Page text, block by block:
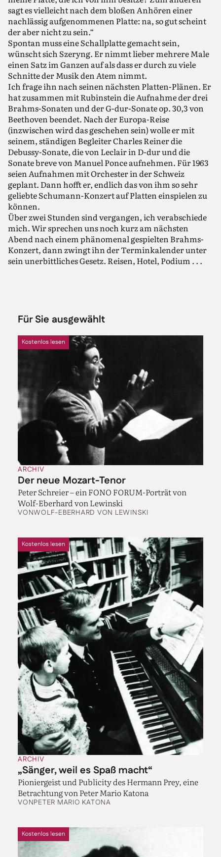
sagt es vielleicht nach dem bloßen Anhören einer
nachlässig aufgenommenen Platte: na, so gut scheint
der aber nicht zu sein.“
Spontan muss eine Schallplatte gemacht sein,
wünscht sich Szeryng. Er nimmt lieber mehrere Male
einen Satz im Ganzen auf als dass er durch zu viele
Schnitte der Musik den Atem nimmt.
Ich frage ihn nach seinen nächsten Platten-Plänen. Er
hat zusammen mit Rubinstein die Aufnahme der drei
Brahms-Sonaten und der G-dur-Sonate op. 30,3 von
Beethoven beendet. Nach der Europa-Reise
(inzwischen wird das geschehen sein) wolle er mit
seinem, ständigen Begleiter Charles Reiner die
Debussy-Sonate, die von Leclair in D-dur und die
Sonate breve von Manuel Ponce aufnehmen. Für 1963
seien Aufnahmen mit Orchester in der Schweiz
geplant. Dann hofft er, endlich das von ihm so sehr
geliebte Schumann-Konzert auf Platten einspielen zu
können.
Über zwei Stunden sind vergangen, ich verabschiede
mich. Wir sprechen uns noch kurz am nächsten
Abend nach einem phänomenal gespielten Brahms-
Konzert, dann zwingt ihn der Terminkalender unter
sein unerbittliches Gesetz. Reisen, Hotel, Podium . . .
Für Sie ausgewählt
ARCHIV
Der neue Mozart-Tenor
Peter Schreier – ein FONO FORUM-Porträt von
Wolf-Eberhard von Lewinski
VONWOLF-EBERHARD VON LEWINSKI
Kostenlos lesen
ARCHIV
„Sänger, weil es Spaß macht“
Pioniergeist und Publicity des Hermann Prey, eine
Betrachtung von Peter Mario Katona
VONPETER MARIO KATONA
Kostenlos lesen
Kostenlos lesen